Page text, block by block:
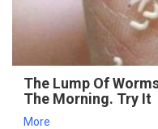
The Lump Of
The Morning. Try It
More